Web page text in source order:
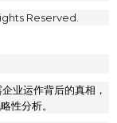
Reserved.
业运作背后的真相，
性分析。